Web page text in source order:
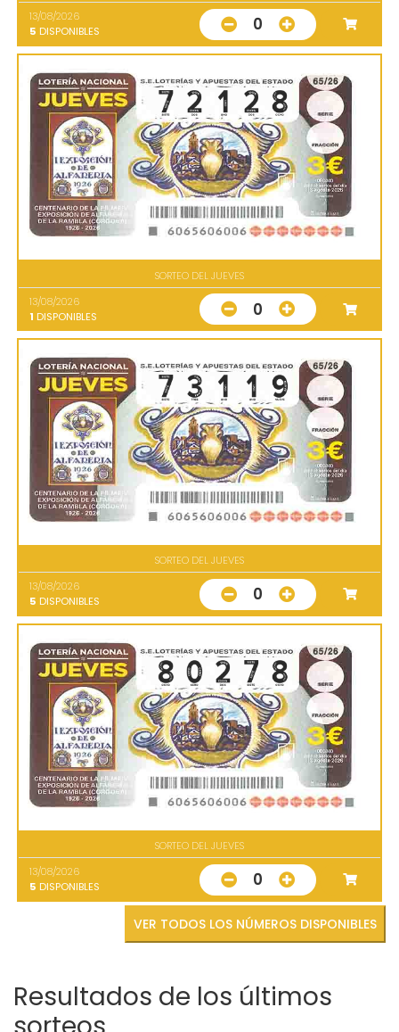
13/08/2026
5 DISPONIBLES 0
SORTEO DEL JUEVES
13/08/2026
1 DISPONIBLES 0
SORTEO DEL JUEVES
13/08/2026
5 DISPONIBLES 0
SORTEO DEL JUEVES
13/08/2026
5 DISPONIBLES 0
VER TODOS LOS NÚMEROS DISPONIBLES
Resultados de los últimos